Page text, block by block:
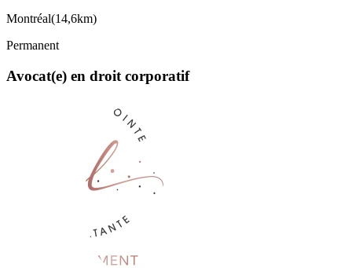
Montréal(14,6km)
Permanent
Avocat(e) en droit corporatif